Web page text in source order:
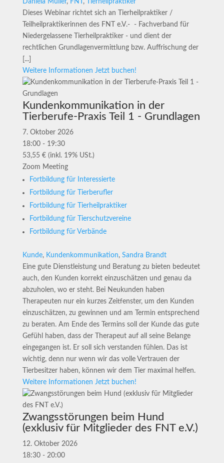
Daniela Müller, FNT ,
Tierheilpraktiker
Dieses Webinar richtet sich an Tierheilpraktiker /
Teilheilpraktikerinnen des FNT e.V.- - Fachverband für
Niedergelassene Tierheilpraktiker - und dient der
rechtlichen Grundlagenvermittlung bzw. Auffrischung der
[...]
Weitere Informationen Jetzt buchen!
Kundenkommunikation in der
Tierberufe-Praxis Teil 1 - Grundlagen
7. Oktober 2026
18:00 - 19:30
53,55 € (inkl. 19% USt.)
Zoom Meeting
Fortbildung für Interessierte
Fortbildung für Tierberufler
Fortbildung für Tierheilpraktiker
Fortbildung für Tierschutzvereine
Fortbildung für Verbände
Kunde, Kundenkommunikation, Sandra Brandt
Eine gute Dienstleistung und Beratung zu bieten bedeutet
auch, den Kunden korrekt einzuschätzen und genau da
abzuholen, wo er steht. Bei Neukunden haben
Therapeuten nur ein kurzes Zeitfenster, um den Kunden
einzuschätzen, zu gewinnen und am Termin entsprechend
zu beraten. Am Ende des Termins soll der Kunde das gute
Gefühl haben, dass der Therapeut auf all seine Belange
eingegangen ist. Er soll sich verstanden fühlen. Das ist
wichtig, denn nur wenn wir das volle Vertrauen der
Tierbesitzer haben, können wir dem Tier maximal helfen.
Weitere Informationen Jetzt buchen!
Zwangsstörungen beim Hund
(exklusiv für Mitglieder des FNT e.V.)
12. Oktober 2026
18:30 - 20:00